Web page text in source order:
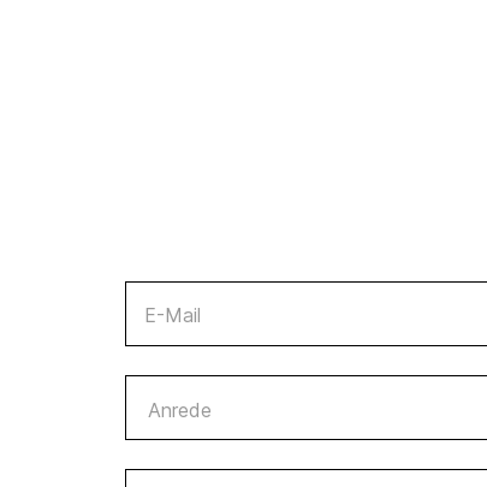
E-Mail